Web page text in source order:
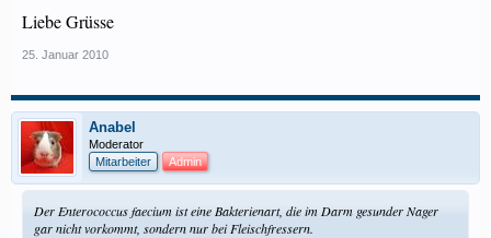
Liebe Grüsse
25. Januar 2010
Anabel
Moderator
Mitarbeiter
Admin
Der Enterococcus faecium ist eine Bakterienart, die im Darm gesunder Nager
gar nicht vorkommt, sondern nur bei Fleischfressern.